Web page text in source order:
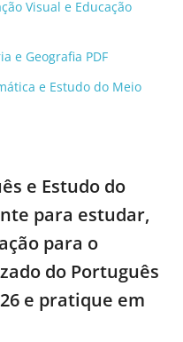
Visual e Educação
e Geografia PDF
e Estudo do Meio
e Estudo do
para estudar,
para o
do Português
e pratique em